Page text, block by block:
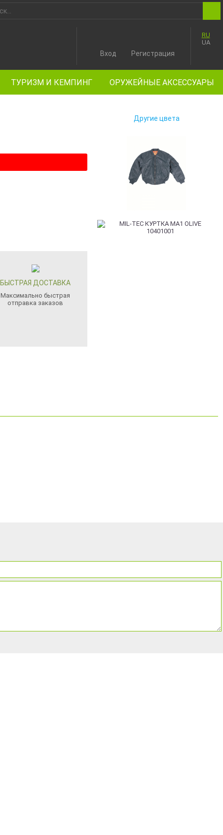
RU
UA
Вход Регистрация
ТУРИЗМ И КЕМПИНГ ОРУЖЕЙНЫЕ АКСЕССУАРЫ
БЫСТРАЯ ДОСТАВКА
Максимально быстрая
отправка заказов
Другие цвета